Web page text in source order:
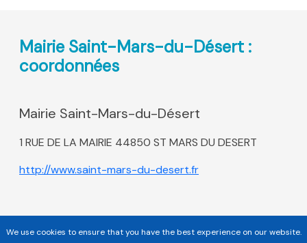
Mairie Saint-Mars-du-Désert :
coordonnées
Mairie Saint-Mars-du-Désert
1 RUE DE LA MAIRIE 44850 ST MARS DU DESERT
http://www.saint-mars-du-desert.fr
We use cookies to ensure that you have the best experience on our website.